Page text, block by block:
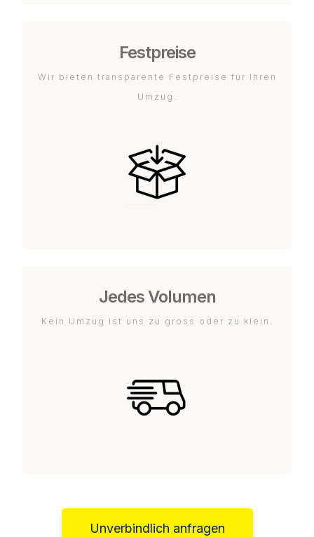
Festpreise
Wir bieten transparente Festpreise für Ihren
Umzug.
Jedes Volumen
Kein Umzug ist uns zu gross oder zu klein.
Unverbindlich anfragen